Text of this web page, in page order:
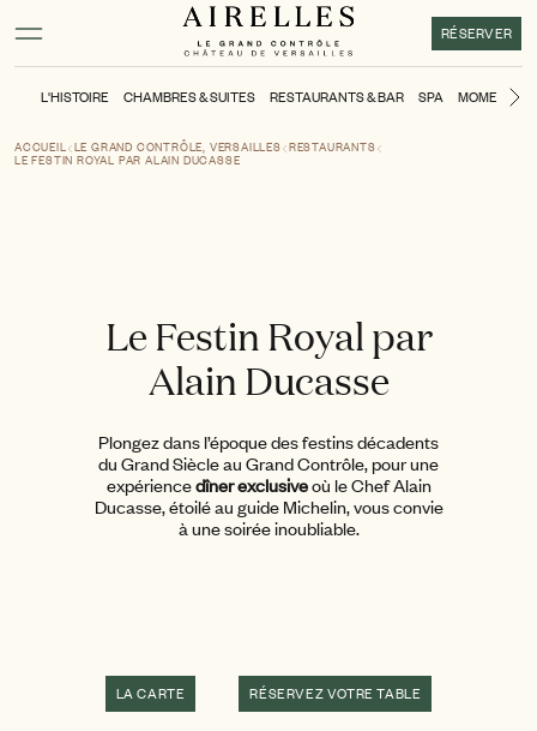
Activer le mode contraste élevé
RÉSERVER
L'HISTOIRE CHAMBRES & SUITES RESTAURANTS & BAR SPA MOMENTS
ACCUEIL LE GRAND CONTRÔLE, VERSAILLES RESTAURANTS
LE FESTIN ROYAL PAR ALAIN DUCASSE
Le Festin Royal par
Alain Ducasse
Plongez dans l’époque des festins décadents
du Grand Siècle au Grand Contrôle, pour une
expériencedîner exclusiveoù le Chef Alain
Ducasse, étoilé au guide Michelin, vous convie
à une soirée inoubliable.
LA CARTE RÉSERVEZ VOTRE TABLE